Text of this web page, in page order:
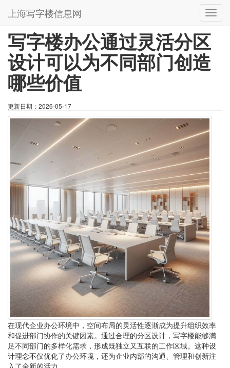
切
换
导
上海写字楼信息网
写字楼办公通过灵活分区
设计可以为不同部门创造
哪些价值
更新日期： 2026-05-17
在现代企业办公环境中，空间布局的灵活性逐渐成为提升组织效率
和促进部门协作的关键因素。通过合理的分区设计，写字楼能够满
足不同部门的多样化需求，形成既独立又互联的工作区域。这种设
计理念不仅优化了办公环境，还为企业内部的沟通、管理和创新注
入了全新的活力。